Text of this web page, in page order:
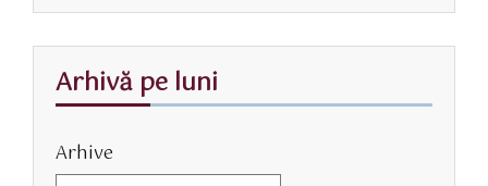
Arhivă pe luni
Arhive